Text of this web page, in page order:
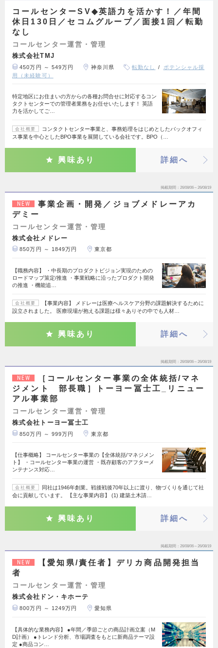
コールセンターSV◆英語力を活かす！／年間
休日130日／セコムグループ／面接1回／転勤
なし
コールセンター運営・管理
株式会社TMJ
450万円 ～ 549万円 神奈川県 転勤なし
ポテンシャル採
用（未経験可）
特定地区にお住まいの方からの各種お問合せに対応するコン
タクトセンターでの管理者業務をお任せいたします！ 英語
力を活かしてご…
会社概要
コンタクトセンター事業と、事務処理をはじめとしたバックオフィ
ス事業を中心としたBPO事業を展開している会社です。BPO（…
興味あり 詳細へ
掲載期間 26/08/06～26/08/19
NEW
事業企画・開発／ジョブメドレーアカ
デミー
コールセンター運営・管理
株式会社メドレー
850万円 ～ 1849万円 東京都
【職務内容】 ・中長期のプロダクトビジョン実現のための
ロードマップ策定/推進 ・事業戦略に沿ったプロダクト開発
の推進 ・機能追…
会社概要
【事業内容】 メドレーは医療ヘルスケア分野の課題解決するために
設立されました。 医療現場が抱える課題は様々ありその中でも人材…
興味あり 詳細へ
掲載期間 26/08/06～26/08/19
NEW
［コールセンター事業の全体統括/マネ
ジメント 部長職］トーヨー冨士工_リニュー
アル事業部
コールセンター運営・管理
株式会社トーヨー冨士工
850万円 ～ 999万円 東京都
【仕事概略】 コールセンター事業の【全体統括/マネジメン
ト】 ・コールセンター事業の運営 ・既存顧客のアフターメ
ンテナンス対応…
会社概要
同社は1946年創業。戦後戦後70年以上に渡り、物づくりを通じて社
会に貢献しています。 【主な事業内容】 (1) 建築土木請…
興味あり 詳細へ
掲載期間 26/08/06～26/08/19
NEW
【愛知県/責任者】デリカ商品開発担当
者
コールセンター運営・管理
株式会社ドン・キホーテ
800万円 ～ 1249万円 愛知県
【具体的な業務内容】 ●年間／季節ごとの商品計画立案（M
D計画） ●トレンド分析、市場調査をもとに新商品テーマ設
定 ●商品コン…